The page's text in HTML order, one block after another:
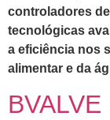
controladores
tecnológicas
a eficiência nos
alimentar e da
BVALVE